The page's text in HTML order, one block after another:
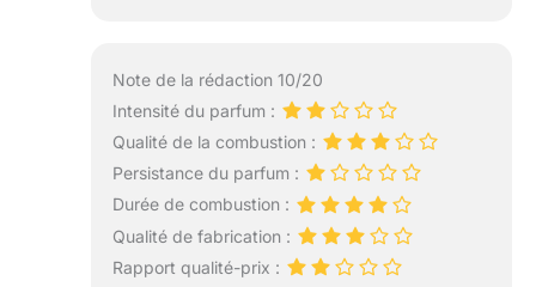
Note de la rédaction 10/20
Intensité du parfum :
Qualité de la combustion :
Persistance du parfum :
Durée de combustion :
Qualité de fabrication :
Rapport qualité-prix :